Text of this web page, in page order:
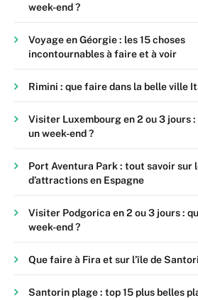
week-end ?
Voyage en Géorgie : les 15 choses
incontournables à faire et à voir
Rimini : que faire dans la belle ville
Visiter Luxembourg en 2 ou 3 jours
un week-end ?
Port Aventura Park : tout savoir sur
d’attractions en Espagne
Visiter Podgorica en 2 ou 3 jours :
week-end ?
Que faire à Fira et sur l’île de
Santorin plage : top 15 plus belles